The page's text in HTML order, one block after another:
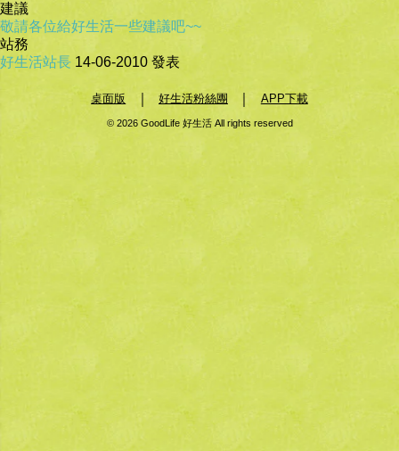
建議
敬請各位給好生活一些建議吧~~
站務
好生活站長 14-06-2010 發表
桌面版 好生活粉絲團 ｜ APP下載
© 2026 GoodLife 好生活 All rights reserved